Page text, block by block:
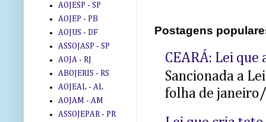
Postagens
CEARÁ: Lei
Sancionada a
folha de
AOJESP - SP
AOJEP - PB
AOJUS - DF
ASSOJASP - SP
AOJA - RJ
ABOJERIS - RS
AOJEAL - AL
AOJAM - AM
ASSOJEPAR - PR